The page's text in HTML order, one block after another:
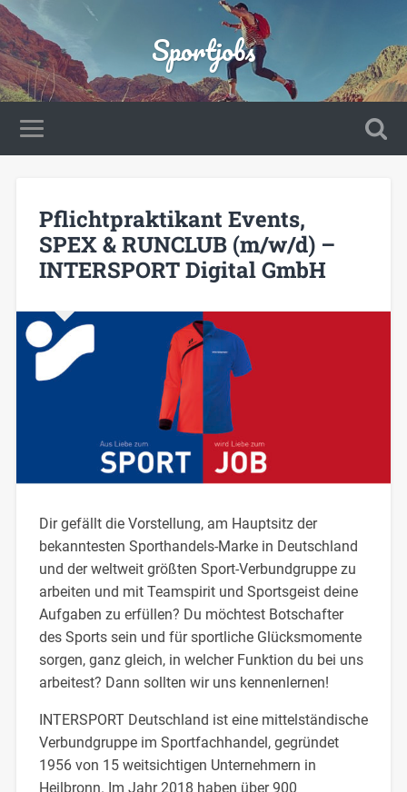
Sportjobs
Pflichtpraktikant Events,
SPEX & RUNCLUB (m/w/d) –
INTERSPORT Digital GmbH
Dir gefällt die Vorstellung, am Hauptsitz der
bekanntesten Sporthandels-Marke in Deutschland
und der weltweit größten Sport-Verbundgruppe zu
arbeiten und mit Teamspirit und Sportsgeist deine
Aufgaben zu erfüllen? Du möchtest Botschafter
des Sports sein und für sportliche Glücksmomente
sorgen, ganz gleich, in welcher Funktion du bei uns
arbeitest? Dann sollten wir uns kennenlernen!
INTERSPORT Deutschland ist eine mittelständische
Verbundgruppe im Sportfachhandel, gegründet
1956 von 15 weitsichtigen Unternehmern in
Heilbronn. Im Jahr 2018 haben über 900